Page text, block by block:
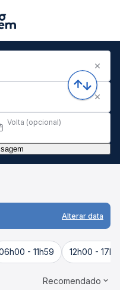
Volta (opcional)
Alterar data
- 11h59 12h00 -
Recomendado